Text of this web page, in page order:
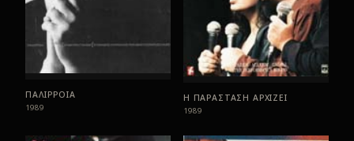
ΠΑΛΙΡΡΟΙΑ
1989
Η ΠΑΡΑΣΤΑΣΗ ΑΡΧΙΖΕΙ
1989